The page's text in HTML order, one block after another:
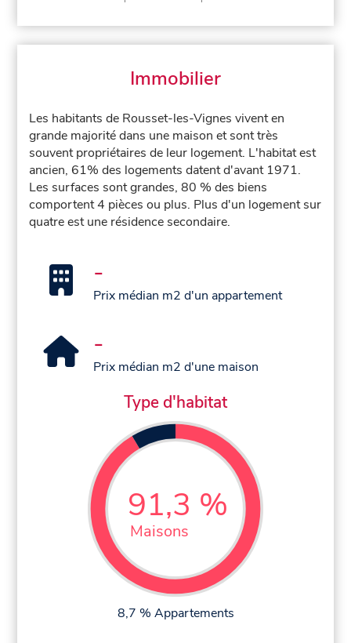
Immobilier
Les habitants de Rousset-les-Vignes vivent en
grande majorité dans une maison et sont très
souvent propriétaires de leur logement. L'habitat est
ancien, 61% des logements datent d'avant 1971.
Les surfaces sont grandes, 80 % des biens
comportent 4 pièces ou plus. Plus d'un logement sur
quatre est une résidence secondaire.
-
Prix médian m2 d'un appartement
-
Prix médian m2 d'une maison
Type d'habitat
91,3 %
Maisons
8,7 % Appartements